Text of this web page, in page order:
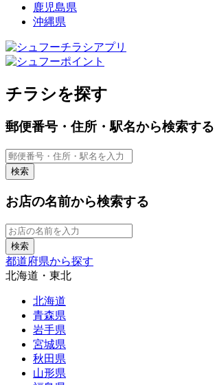
鹿児島県
沖縄県
チラシを探す
郵便番号・住所・駅名から検索する
お店の名前から検索する
都道府県から探す
北海道・東北
北海道
青森県
岩手県
宮城県
秋田県
山形県